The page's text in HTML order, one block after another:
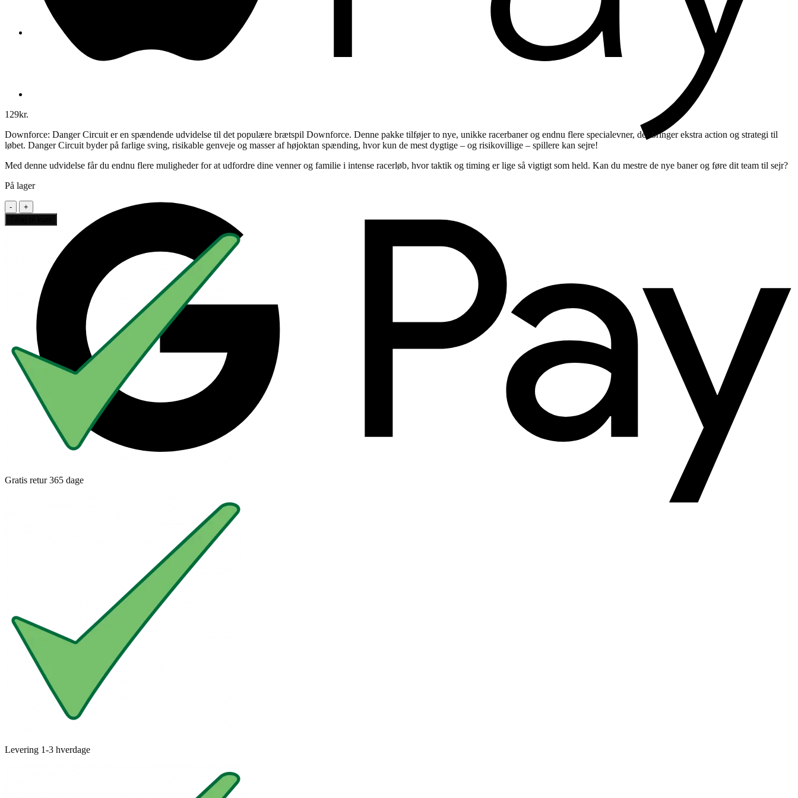
129kr.
Downforce: Danger Circuit er en spændende udvidelse til det populære brætspil Downforce. Denne pakke tilføjer to nye, unikke racerbaner og endnu flere specialevner, der bringer ekstra action og strategi til
løbet. Danger Circuit byder på farlige sving, risikable genveje og masser af højoktan spænding, hvor kun de mest dygtige – og risikovillige – spillere kan sejre!
Med denne udvidelse får du endnu flere muligheder for at udfordre dine venner og familie i intense racerløb, hvor taktik og timing er lige så vigtigt som held. Kan du mestre de nye baner og føre dit team til sejr?
På lager
Downforce
Danger
Circuit
Gratis retur 365 dage
Levering 1-3 hverdage